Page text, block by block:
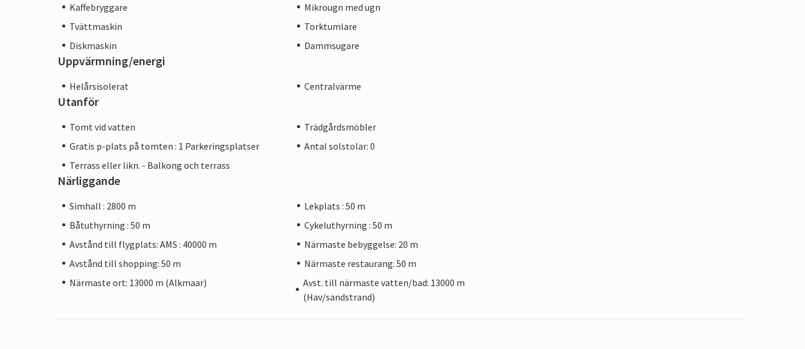
Kaffebryggare
Mikrougn med ugn
Tvättmaskin
Torktumlare
Diskmaskin
Dammsugare
Uppvärmning/energi
Helårsisolerat Centralvärme
Utanför
Tomt vid vatten
Trädgårdsmöbler
Gratis p-plats på tomten : 1 Parkeringsplatser
Antal solstolar: 0
Terrass eller likn. - Balkong och terrass
Närliggande
Simhall : 2800 m
Lekplats : 50 m
Båtuthyrning : 50 m
Cykeluthyrning : 50 m
Avstånd till flygplats: AMS : 40000 m
Närmaste bebyggelse: 20 m
Avstånd till shopping: 50 m
Närmaste restaurang: 50 m
Närmaste ort: 13000 m (Alkmaar)
Avst. till närmaste vatten/bad: 13000 m
(Hav/sandstrand)